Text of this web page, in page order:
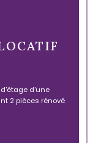
d'étage d'une
2 pièces rénové